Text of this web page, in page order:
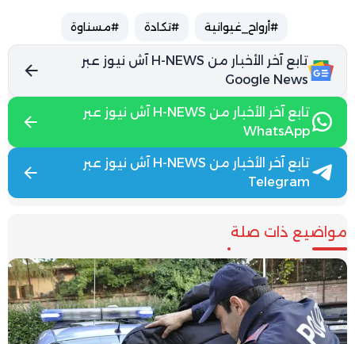
#أرواح_غيوانية #تكادة #مسناوة
تابع آخر الأخبار من H-NEWS آش نيوز عبر
Google News
تابع آخر الأخبار من H-NEWS آش نيوز عبر
WhatsApp
تابع آخر الأخبار من H-NEWS آش نيوز عبر
Telegram
مواضيع ذات صلة